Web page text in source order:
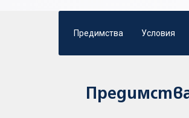
Предимства Условия